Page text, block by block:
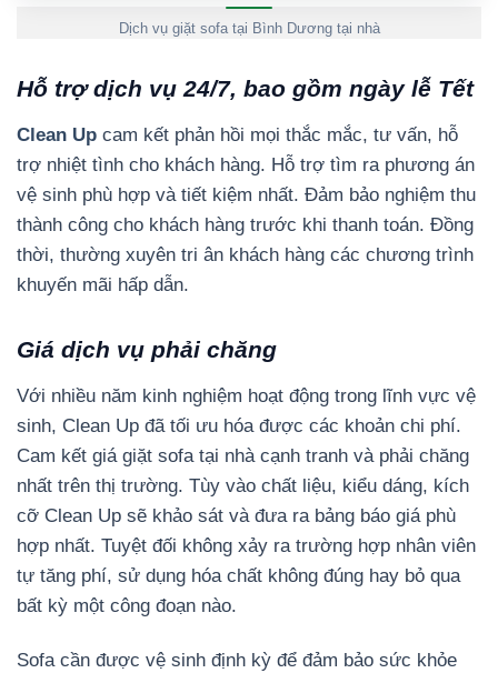
Dịch vụ giặt sofa tại Bình Dương tại nhà
Hỗ trợ dịch vụ 24/7, bao gồm ngày lễ Tết
Clean Up cam kết phản hồi mọi thắc mắc, tư vấn, hỗ
trợ nhiệt tình cho khách hàng. Hỗ trợ tìm ra phương án
vệ sinh phù hợp và tiết kiệm nhất. Đảm bảo nghiệm thu
thành công cho khách hàng trước khi thanh toán. Đồng
thời, thường xuyên tri ân khách hàng các chương trình
khuyến mãi hấp dẫn.
Giá dịch vụ phải chăng
Với nhiều năm kinh nghiệm hoạt động trong lĩnh vực vệ
sinh, Clean Up đã tối ưu hóa được các khoản chi phí.
Cam kết giá giặt sofa tại nhà cạnh tranh và phải chăng
nhất trên thị trường. Tùy vào chất liệu, kiểu dáng, kích
cỡ Clean Up sẽ khảo sát và đưa ra bảng báo giá phù
hợp nhất. Tuyệt đối không xảy ra trường hợp nhân viên
tự tăng phí, sử dụng hóa chất không đúng hay bỏ qua
bất kỳ một công đoạn nào.
Sofa cần được vệ sinh định kỳ để đảm bảo sức khỏe